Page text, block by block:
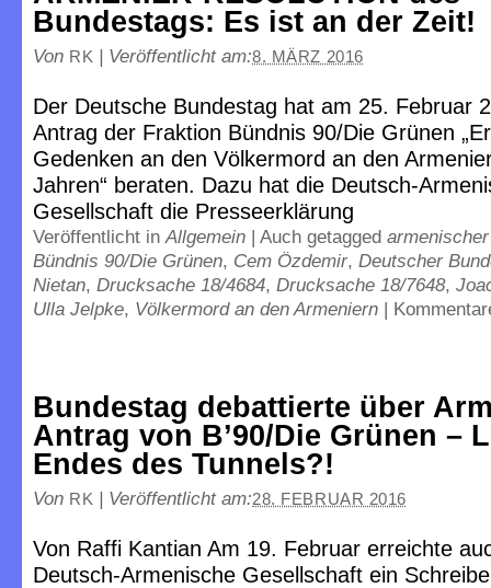
Bundestags: Es ist an der Zeit!
Von RK | Veröffentlicht am:8. MÄRZ 2016
Der Deutsche Bundestag hat am 25. Februar
Antrag der Fraktion Bündnis 90/Die Grünen
Gedenken an den Völkermord an den
Jahren“ beraten. Dazu hat die Deutsch-
Gesellschaft die Presseerklärung
Veröffentlicht inAllgemein | Auch getagged
Bündnis 90/Die Grünen, Cem Özdemir, Deutscher
Nietan, Drucksache 18/4684, Drucksache 18/7648,
Ulla Jelpke, Völkermord an den Armeniern |
Bundestag debattierte über
Antrag von B’90/Die Grünen –
Endes des Tunnels?!
Von RK | Veröffentlicht am:28. FEBRUAR 2016
Von Raffi Kantian Am 19. Februar erreichte
Deutsch-Armenische Gesellschaft ein